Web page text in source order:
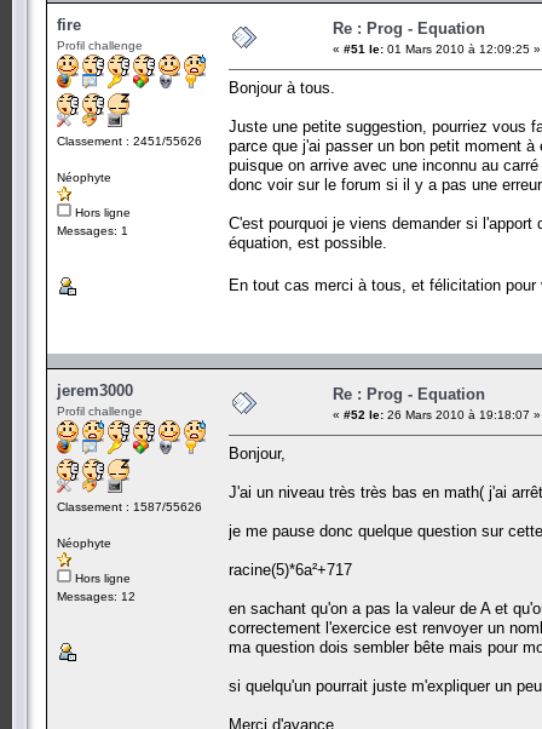
fire
Profil challenge
Classement : 2451/55626
Néophyte
Hors ligne
Messages: 1
Re : Prog - Equation
« #51 le: 01 Mars 2010 à 12:09:25 »
Bonjour à tous.
Juste une petite suggestion, pourriez vous
parce que j'ai passer un bon petit moment
puisque on arrive avec une inconnu au
donc voir sur le forum si il y a pas une
C'est pourquoi je viens demander si
équation, est possible.
En tout cas merci à tous, et félicitation
jerem3000
Profil challenge
Classement : 1587/55626
Néophyte
Hors ligne
Messages: 12
Re : Prog - Equation
« #52 le: 26 Mars 2010 à 19:18:07 »
Bonjour,
J'ai un niveau très très bas en math( j'ai
je me pause donc quelque question sur
racine(5)*6a²+717
en sachant qu'on a pas la valeur de A et
correctement l'exercice est renvoyer un
ma question dois sembler bête mais pour
si quelqu'un pourrait juste m'expliquer un
Merci d'avance